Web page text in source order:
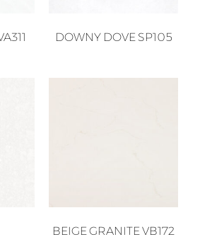
DOWNY DOVE SP105
BEIGE GRANITE VB172